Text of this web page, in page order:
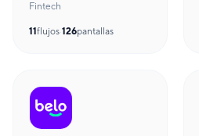
Fintech
11 flujos·126pantallas